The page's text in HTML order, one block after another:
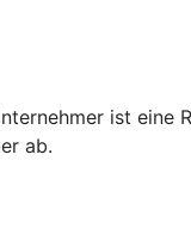
ist
ab.